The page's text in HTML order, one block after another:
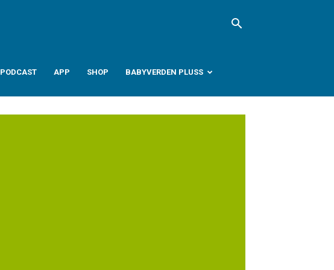
PODCAST APP SHOP BABYVERDEN PLUSS